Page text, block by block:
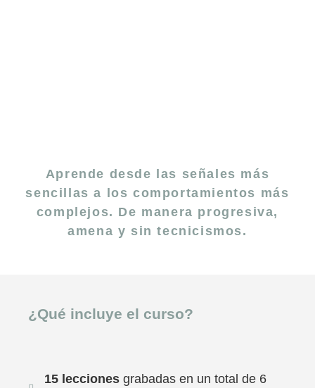
Aprende desde las señales más
sencillas a los comportamientos más
complejos. De manera progresiva,
amena y sin tecnicismos.
¿Qué incluye el curso?
15 leccionesgrabadas en un total de 6